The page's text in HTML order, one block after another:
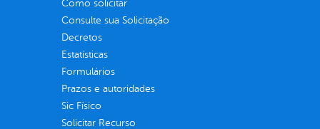
Como solicitar
Consulte sua Solicitação
Decretos
Estatísticas
Formulários
Prazos e autoridades
Sic Físico
Solicitar Recurso